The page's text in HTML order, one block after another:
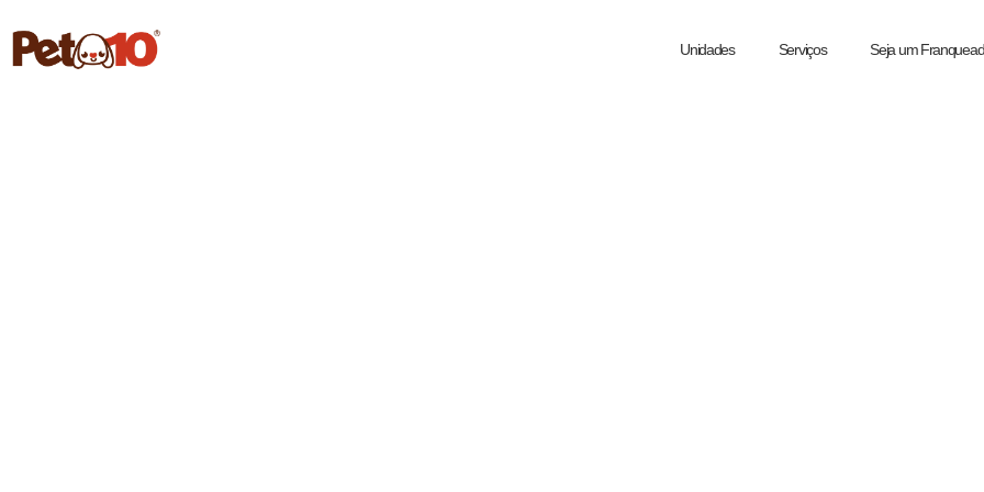
Unidades Serviços Seja um